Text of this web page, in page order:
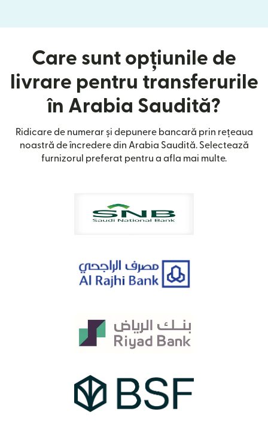
Care sunt opțiunile de
livrare pentru transferurile
în Arabia Saudită?
Ridicare de numerar și depunere bancară prin rețeaua
noastră de încredere din Arabia Saudită. Selectează
furnizorul preferat pentru a afla mai multe.